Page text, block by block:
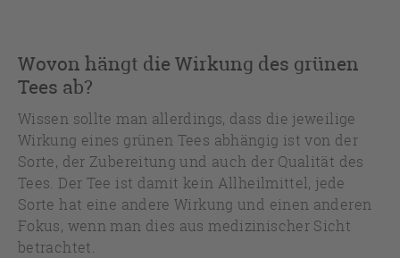
Wovon hängt die Wirkung des grünen
Tees ab?
Wissen sollte man allerdings, dass die jeweilige
Wirkung eines grünen Tees abhängig ist von der
Sorte, der Zubereitung und auch der Qualität des
Tees. Der Tee ist damit kein Allheilmittel, jede
Sorte hat eine andere Wirkung und einen anderen
Fokus, wenn man dies aus medizinischer Sicht
betrachtet.